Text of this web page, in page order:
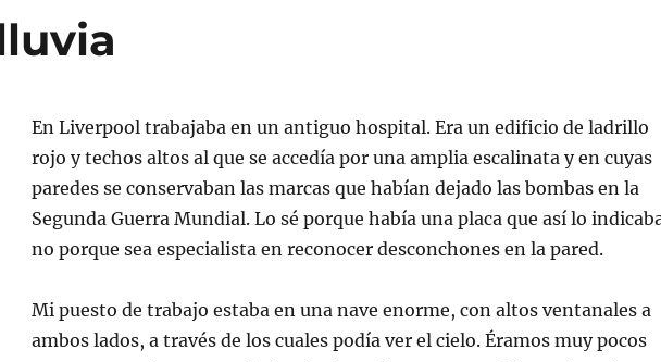
En Liverpool trabajaba en un antiguo hospital. Era un edificio de ladrillo
rojo y techos altos al que se accedía por una amplia escalinata y en cuyas
paredes se conservaban las marcas que habían dejado las bombas en la
Segunda Guerra Mundial. Lo sé porque había una placa que así lo
no porque sea especialista en reconocer desconchones en la pared.
Mi puesto de trabajo estaba en una nave enorme, con altos ventanales a
ambos lados, a través de los cuales podía ver el cielo. Éramos muy pocos